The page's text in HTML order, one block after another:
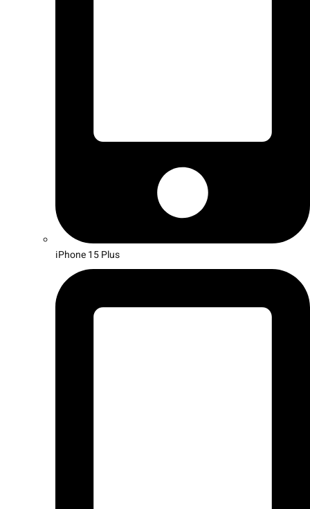
iPhone 15 Plus